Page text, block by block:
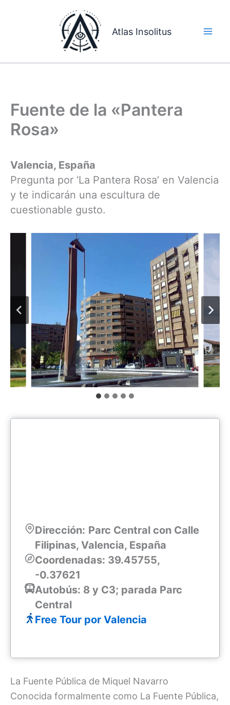
Atlas Insolitus
Fuente de la «Pantera
Rosa»
Valencia, España
Pregunta por ‘La Pantera Rosa’ en Valencia
y te indicarán una escultura de
cuestionable gusto.
Dirección: Parc Central con Calle
Filipinas, Valencia, España
Coordenadas: 39.45755,
-0.37621
Autobús: 8 y C3; parada Parc
Central
Free Tour por Valencia
La Fuente Pública de Miquel Navarro
Conocida formalmente como La Fuente Pública,